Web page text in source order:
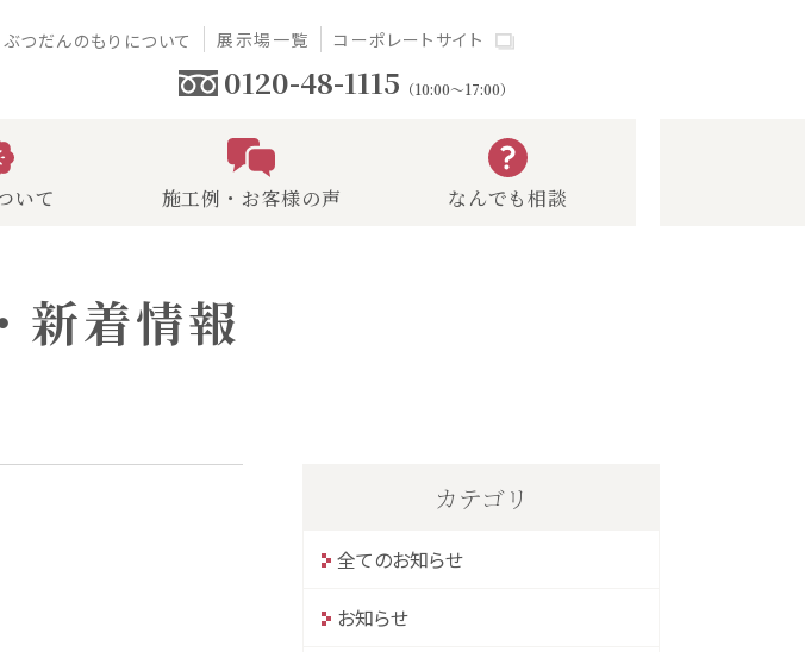
ぶつだんのもりについて 展示場一覧 コーポレートサイト
0120-48-1115 （10:00～17:00）
いて 施工例・お客様の声 なんでも相談
新着情報
カテゴリ
全てのお知らせ
お知らせ